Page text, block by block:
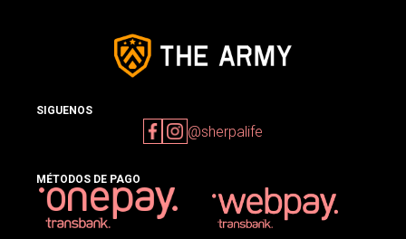
SIGUENOS
@sherpalife
MÉTODOS DE PAGO